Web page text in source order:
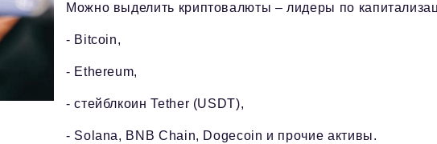
Можно выделить криптовалюты – лидеры по
- Bitcoin,
- Ethereum,
- стейблкоин Tether (USDT),
- Solana, BNB Chain, Dogecoin и прочие активы.